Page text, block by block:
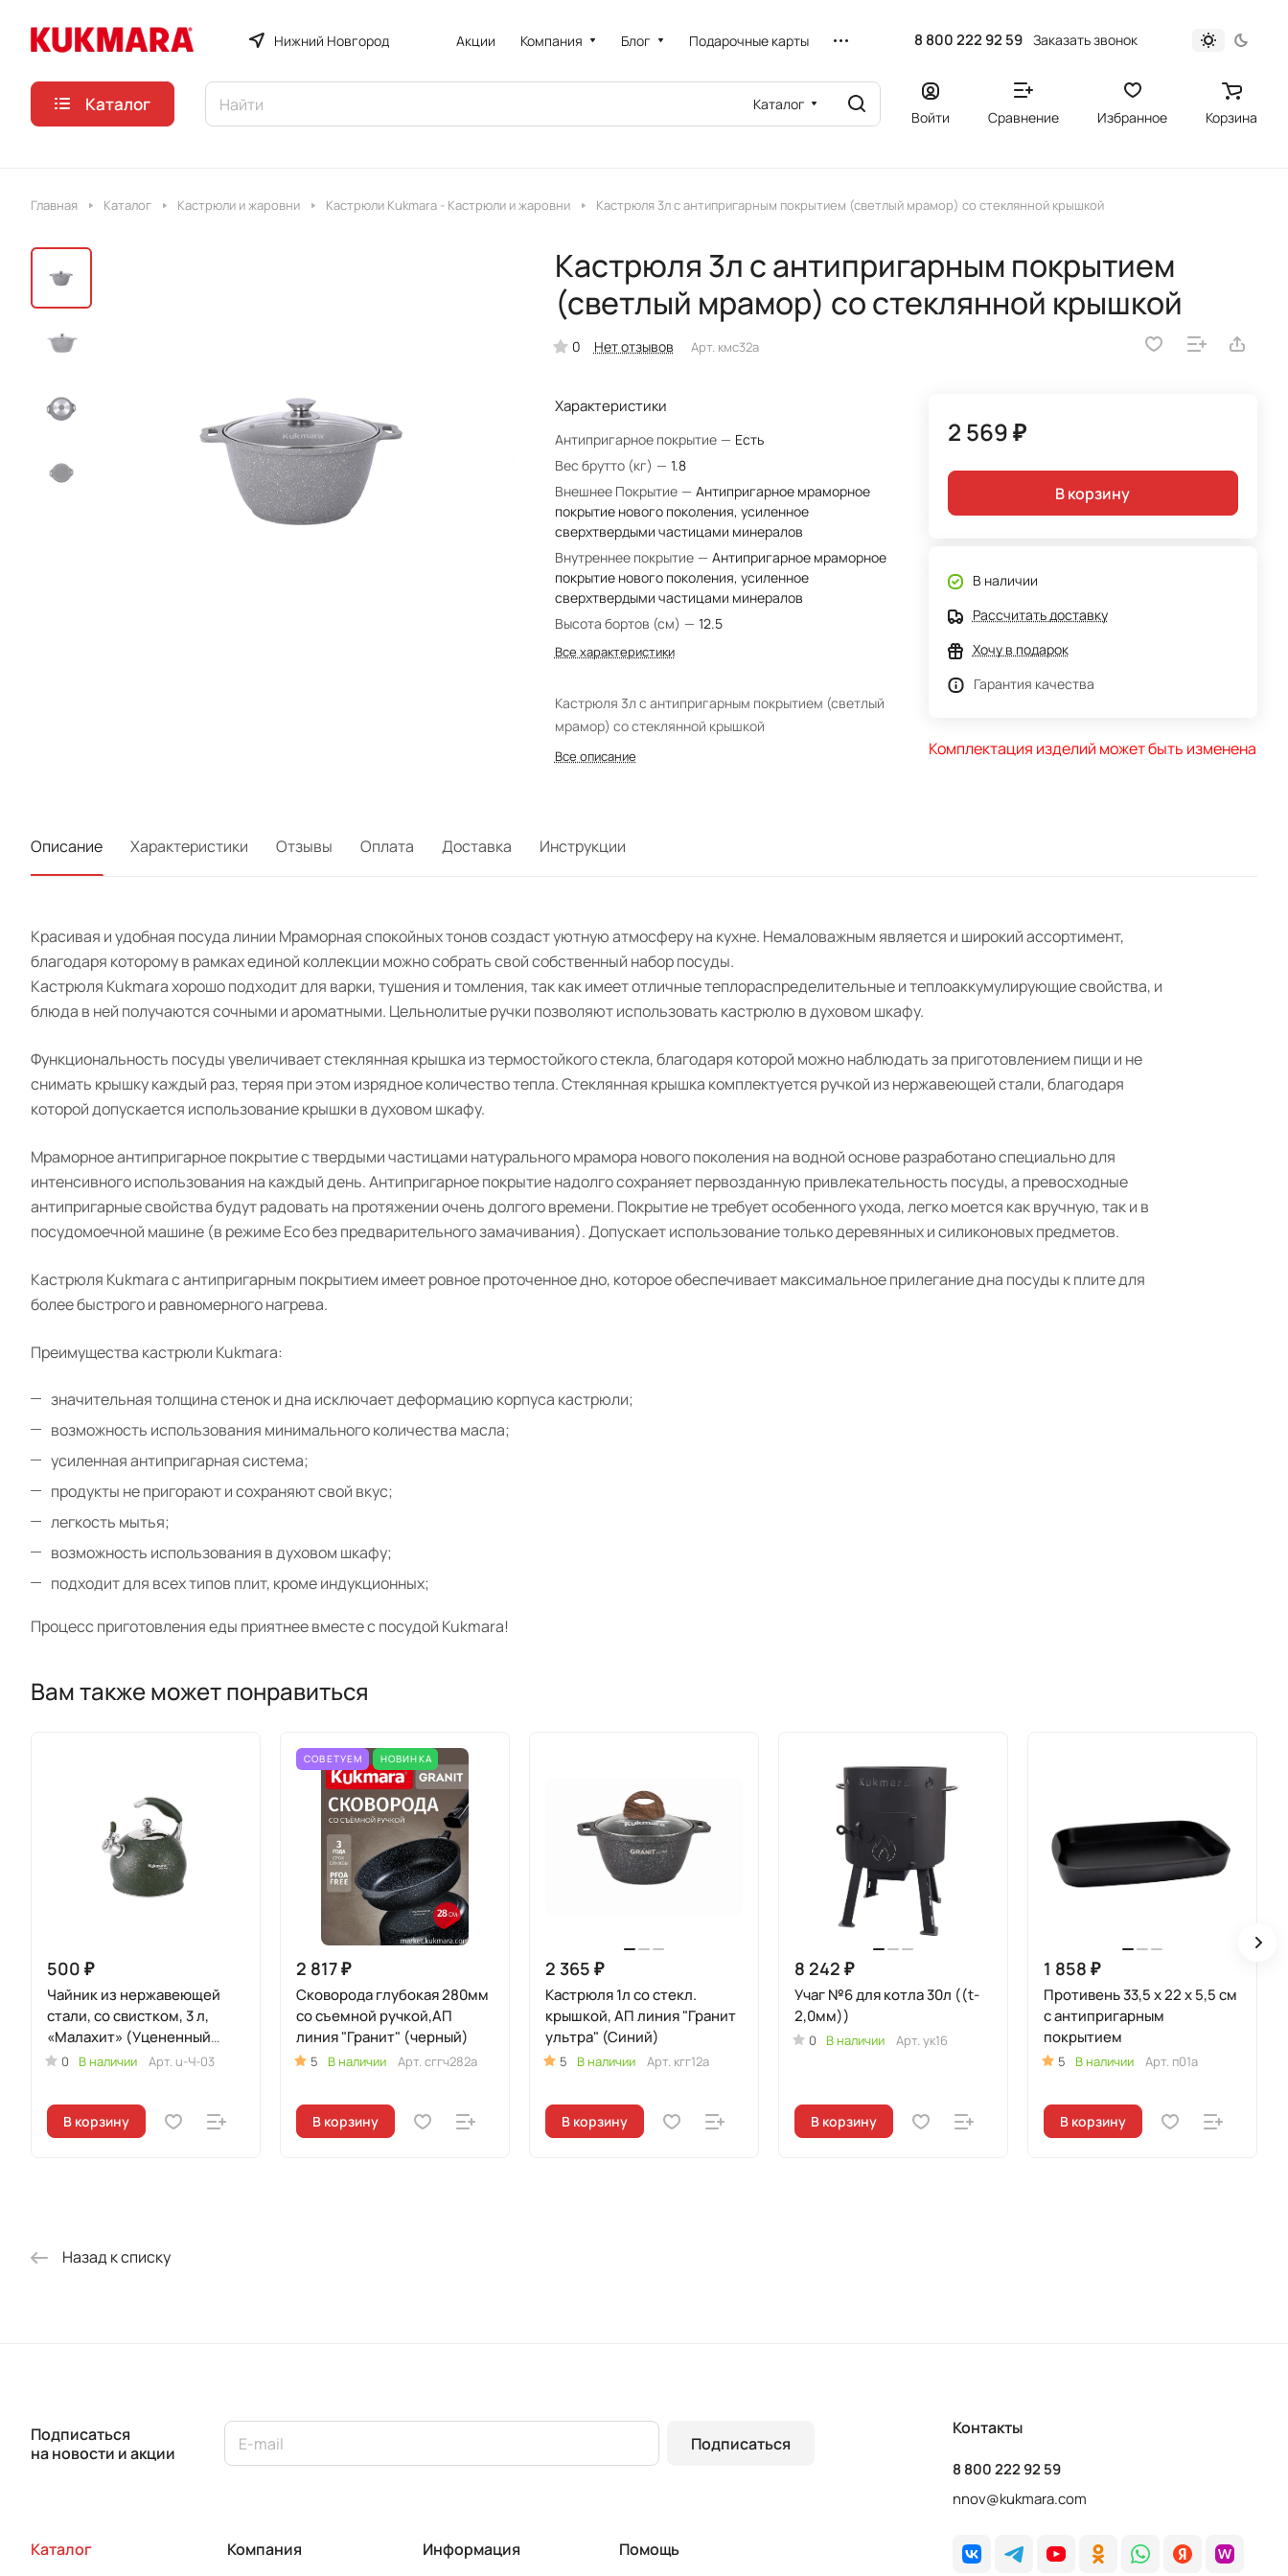
Нижний Новгород Акции Компания Блог Подарочные карты 8 800 222 92 59 Заказать звонок
Каталог Каталог
Войти Сравнение Избранное Корзина
Главная Каталог Кастрюли и жаровни Кастрюли Kukmara - Кастрюли и жаровни Кастрюля 3л с антипригарным покрытием (светлый мрамор) со стеклянной крышкой
Кастрюля 3л с антипригарным покрытием
(светлый мрамор) со стеклянной крышкой
0 Нет отзывов Арт. кмс32а
Характеристики
Антипригарное покрытие — Есть
Вес брутто (кг) — 1.8
Внешнее Покрытие — Антипригарное мраморное
покрытие нового поколения, усиленное
сверхтвердыми частицами минералов
Внутреннее покрытие — Антипригарное мраморное
покрытие нового поколения, усиленное
сверхтвердыми частицами минералов
Высота бортов (см) — 12.5
Все характеристики
Кастрюля 3л с антипригарным покрытием (светлый
мрамор) со стеклянной крышкой
Все описание
2 569 ₽
В корзину
В наличии
Рассчитать доставку
Хочу в подарок
Гарантия качества
Комплектация изделий может быть изменена
Описание Характеристики Отзывы Оплата Доставка Инструкции
Красивая и удобная посуда линии Мраморная спокойных тонов создаст уютную атмосферу на кухне. Немаловажным является и широкий ассортимент,
благодаря которому в рамках единой коллекции можно собрать свой собственный набор посуды.
Кастрюля Kukmara хорошо подходит для варки, тушения и томления, так как имеет отличные теплораспределительные и теплоаккумулирующие свойства, и
блюда в ней получаются сочными и ароматными. Цельнолитые ручки позволяют использовать кастрюлю в духовом шкафу.
Функциональность посуды увеличивает стеклянная крышка из термостойкого стекла, благодаря которой можно наблюдать за приготовлением пищи и не
снимать крышку каждый раз, теряя при этом изрядное количество тепла. Стеклянная крышка комплектуется ручкой из нержавеющей стали, благодаря
которой допускается использование крышки в духовом шкафу.
Мраморное антипригарное покрытие с твердыми частицами натурального мрамора нового поколения на водной основе разработано специально для
интенсивного использования на каждый день. Антипригарное покрытие надолго сохраняет первозданную привлекательность посуды, а превосходные
антипригарные свойства будут радовать на протяжении очень долгого времени. Покрытие не требует особенного ухода, легко моется как вручную, так и в
посудомоечной машине (в режиме Eco без предварительного замачивания). Допускает использование только деревянных и силиконовых предметов.
Кастрюля Kukmara с антипригарным покрытием имеет ровное проточенное дно, которое обеспечивает максимальное прилегание дна посуды к плите для
более быстрого и равномерного нагрева.
Преимущества кастрюли Kukmara:
значительная толщина стенок и дна исключает деформацию корпуса кастрюли;
возможность использования минимального количества масла;
усиленная антипригарная система;
продукты не пригорают и сохраняют свой вкус;
легкость мытья;
возможность использования в духовом шкафу;
подходит для всех типов плит, кроме индукционных;
Процесс приготовления еды приятнее вместе с посудой Kukmara!
Вам также может понравиться
500 ₽
Чайник из нержавеющей
стали, со свистком, 3 л,
«Малахит» (Уцененный
товар)
0 В наличии Арт. u-Ч-03
В корзину
СОВЕТУЕМ НОВИНКА
2 817 ₽
Сковорода глубокая 280мм
со съемной ручкой,АП
линия "Гранит" (черный)
5 В наличии Арт. сггч282а
В корзину
2 365 ₽
Кастрюля 1л со стекл.
крышкой, АП линия "Гранит
ультра" (Синий)
5 В наличии Арт. кгг12а
В корзину
8 242 ₽
Учаг №6 для котла 30л ((t-
2,0мм))
0 В наличии Арт. ук16
В корзину
1 858 ₽
Противень 33,5 x 22 x 5,5 см
с антипригарным
покрытием
5 В наличии Арт. п01а
В корзину
Назад к списку
Подписаться
на новости и акции
Подписаться
Каталог Компания Информация Помощь
Контакты
8 800 222 92 59
nnov@kukmara.com